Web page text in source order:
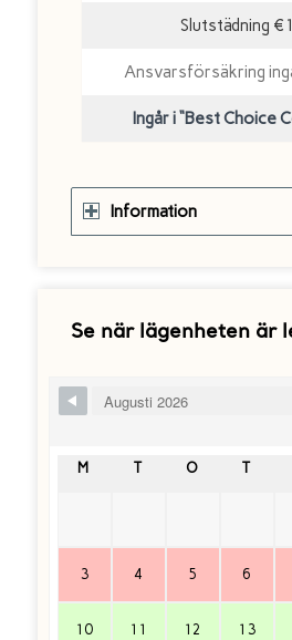
Slutstädning
Ansvarsförsäkring
Ingår i “Best Choice
Information
Se när lägenheten är
Skip Booking Form
M T O T
3 4 5 6
10 11 12 13